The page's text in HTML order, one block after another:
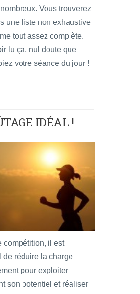
Vous trouverez
une liste non exhaustive
tout assez complète.
lu ça, nul doute que
votre séance du jour !
IDÉAL !
compétition, il est
de réduire la charge
pour exploiter
son potentiel et réaliser